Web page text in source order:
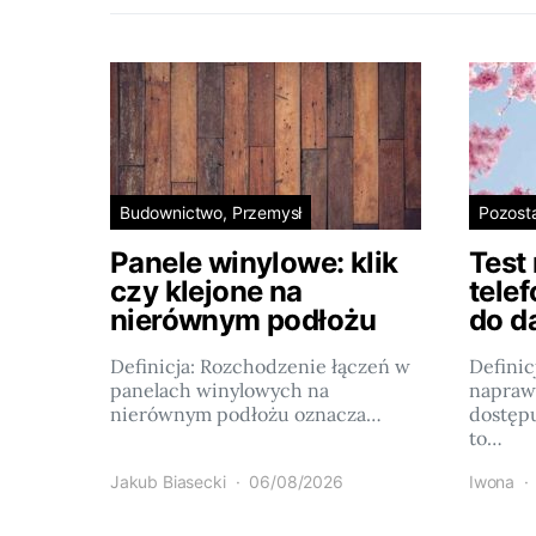
Budownictwo, Przemysł
Panele winylowe: klik
czy klejone na
nierównym podłożu
Definicja: Rozchodzenie łączeń w
panelach winylowych na
nierównym podłożu oznacza…
Jakub Biasecki 06/08/2026
Test
do
to…
Iwona